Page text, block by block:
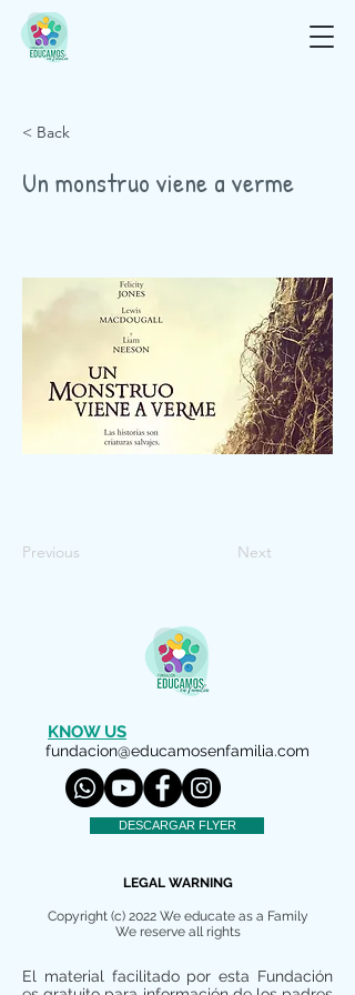
< Back
Un monstruo viene a verme
Previous Next
KNOW US
fundacion@educamosenfamilia.com
DESCARGAR FLYER
LEGAL WARNING
Copyright (c) 2022 We educate as a Family
We reserve all rights
El material facilitado por esta Fundación